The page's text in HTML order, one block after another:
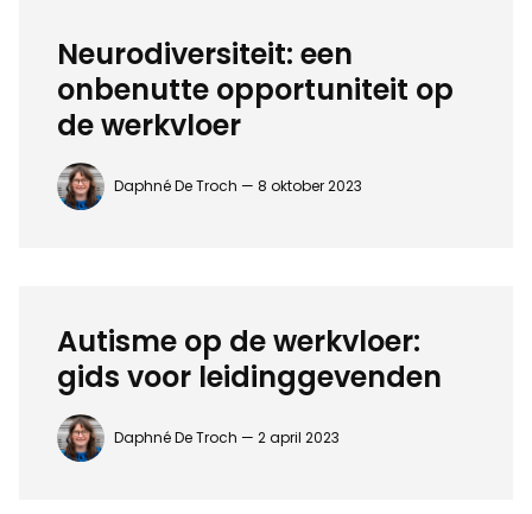
Neurodiversiteit: een
onbenutte opportuniteit op
de werkvloer
Daphné De Troch — 8 oktober 2023
Autisme op de werkvloer:
gids voor leidinggevenden
Daphné De Troch — 2 april 2023